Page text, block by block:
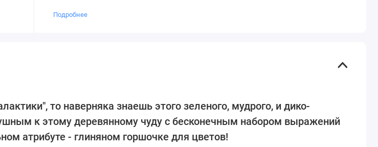
Подробнее
то наверняка знаешь этого зеленого, мудрого, и дико-
к этому деревянному чуду с бесконечным набором выражений
атрибуте - глиняном горшочке для цветов!